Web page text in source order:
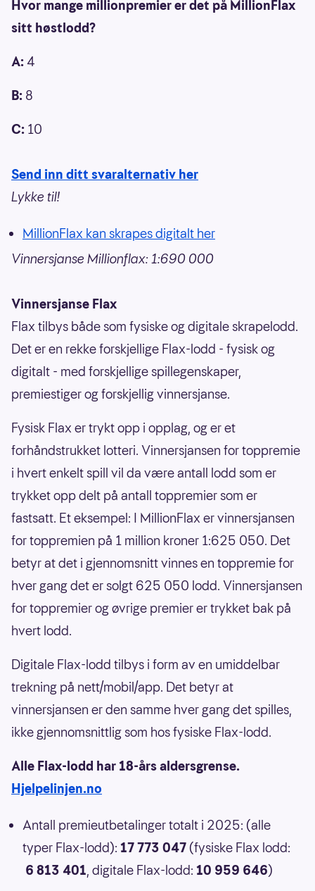
Hvor mange millionpremier er det på MillionFlax
sitt høstlodd?
A:4
B: 8
C: 10
Send inn ditt svaralternativ her
Lykke til!
MillionFlax kan skrapes digitalt her
Vinnersjanse Millionflax: 1:690 000
Vinnersjanse Flax
Flax tilbys både som fysiske og digitale skrapelodd.
Det er en rekke forskjellige Flax-lodd - fysisk og
digitalt - med forskjellige spillegenskaper,
premiestiger og forskjellig vinnersjanse.
Fysisk Flax er trykt opp i opplag, og er et
forhåndstrukket lotteri. Vinnersjansen for toppremie
i hvert enkelt spill vil da være antall lodd som er
trykket opp delt på antall toppremier som er
fastsatt. Et eksempel: I MillionFlax er vinnersjansen
for toppremien på 1 million kroner 1:625 050. Det
betyr at det i gjennomsnitt vinnes en toppremie for
hver gang det er solgt 625 050 lodd. Vinnersjansen
for toppremier og øvrige premier er trykket bak på
hvert lodd.
Digitale Flax-lodd tilbys i form av en umiddelbar
trekning på nett/mobil/app. Det betyr at
vinnersjansen er den samme hver gang det spilles,
ikke gjennomsnittlig som hos fysiske Flax-lodd.
Alle Flax-lodd har 18-års aldersgrense.
Hjelpelinjen.no
Antall premieutbetalinger totalt i 2025: (alle
typer Flax-lodd): 17 773 047 (fysiske Flax lodd:
6 813 401, digitale Flax-lodd: 10 959 646)